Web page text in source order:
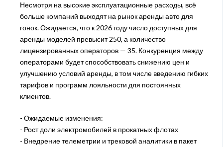
Несмотря на высокие эксплуатационные расходы, всё
больше компаний выходят на рынок аренды авто для
гонок. Ожидается, что к 2026 году число доступных для
аренды моделей превысит 250, а количество
лицензированных операторов — 35. Конкуренция между
операторами будет способствовать снижению цен и
улучшению условий аренды, в том числе введению гибких
тарифов и программ лояльности для постоянных
клиентов.
- Ожидаемые изменения:
- Рост доли электромобилей в прокатных флотах
- Внедрение телеметрии и трековой аналитики в пакет